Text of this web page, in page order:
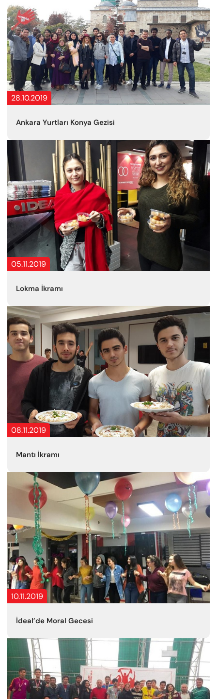
28.10.2019
Ankara Yurtları Konya Gezisi
05.11.2019
Lokma İkramı
08.11.2019
Mantı İkramı
10.11.2019
İdeal’de Moral Gecesi